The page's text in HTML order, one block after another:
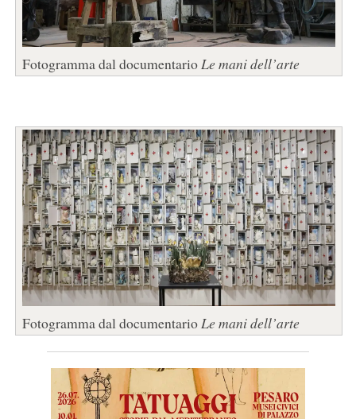
Fotogramma dal documentarioLe mani dell’arte
Fotogramma dal documentarioLe mani dell’arte